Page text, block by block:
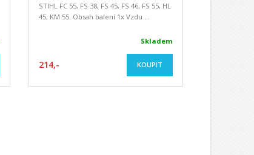
STIHL FC 55, FS 38, FS 45, FS 46, FS 55, HL
45, KM 55. Obsah balení 1x Vzdu ...
Skladem
214,- KOUPIT